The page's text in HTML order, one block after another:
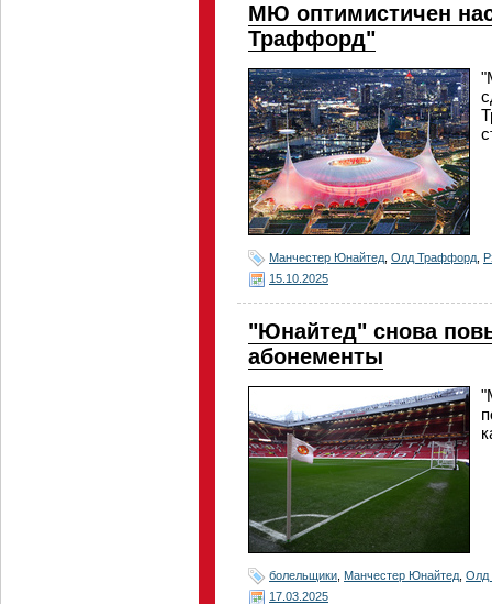
МЮ оптимистичен
Траффорд"
Манчестер Юнайтед Олд Траффорд
15.10.2025
"Юнайтед" снова
абонементы
болельщики Манчестер Юнайтед Олд
17.03.2025